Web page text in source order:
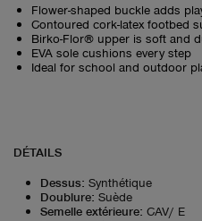
Flower-shaped buckle adds
Contoured cork-latex footbed
Birko-Flor® upper is soft and
EVA sole cushions every step
Ideal for school and outdoor
DÉTAILS
Dessus: Synthétique
Doublure: Suède
Semelle extérieure: CAV/ E